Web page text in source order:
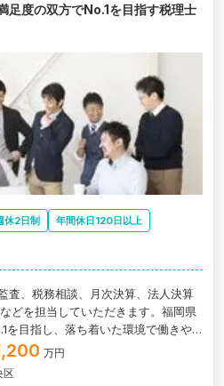
足度の双方でNo.1を目指す税理士
休2日制
年間休日120日以上
査、税務相談、月次決算、法人決算
どを担当していただきます。福岡県
を目指し、落ち着いた環境で働きや
理士法人の求人です。
万円
区